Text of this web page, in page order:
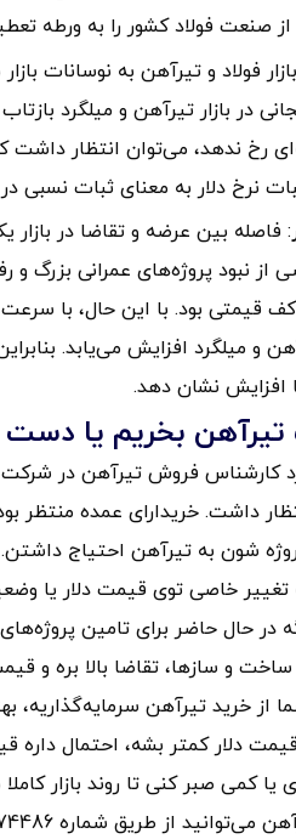
صنعت فولاد کشور را به ورطه
فولاد و تیرآهن به نوسانات
در بازار تیرآهن و میلگرد
رخ ندهد، می‌توان انتظار داشت
نرخ دلار به معنای ثبات نسبی در
: فاصله بین عرضه و تقاضا در
از نبود پروژه‌های عمرانی بزرگ
کف قیمتی بود. با این حال، با
و میلگرد افزایش می‌یابد.
افزایش نشان دهد.
بخریم یا دست
داشت. خریدارای عمده منتظر
شون به تیرآهن احتیاج داشتن.
تغییر خاصی توی قیمت دلار یا
در حال حاضر برای تامین
ساخت و سازها، تقاضا بالا بره و
از خرید تیرآهن
دلار کمتر بشه، احتمال داره
یا کمی صبر کنی تا روند بازار
شماره 74486-021 با فولادسل مرجع آهن آلات تماس بگیرید.